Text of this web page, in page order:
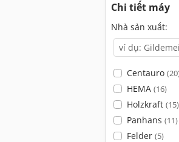
Chi tiết máy
Nhà sản xuất:
Centauro
HEMA (16)
Holzkraft (15)
Panhans (11)
Felder (5)